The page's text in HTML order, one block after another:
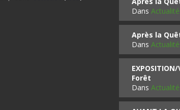
Dans
Après la
Dans
Forêt
Dans